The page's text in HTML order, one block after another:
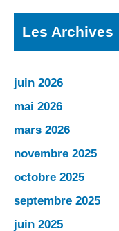
Les Archives
juin 2026
mai 2026
mars 2026
novembre 2025
octobre 2025
septembre 2025
juin 2025